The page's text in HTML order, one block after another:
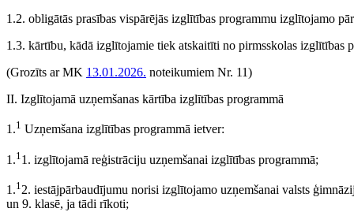
1.2. obligātās prasības vispārējās izglītības programmu izglītojamo
1.3. kārtību, kādā izglītojamie tiek atskaitīti no pirmsskolas izglītības
(Grozīts ar MK 13.01.2026. noteikumiem Nr. 11)
II. Izglītojamā uzņemšanas kārtība izglītības programmā
1.1 Uzņemšana izglītības programmā ietver:
1.1 1. izglītojamā reģistrāciju uzņemšanai izglītības programmā;
1.1 2. iestājpārbaudījumu norisi izglītojamo uzņemšanai valsts
un 9. klasē, ja tādi rīkoti;